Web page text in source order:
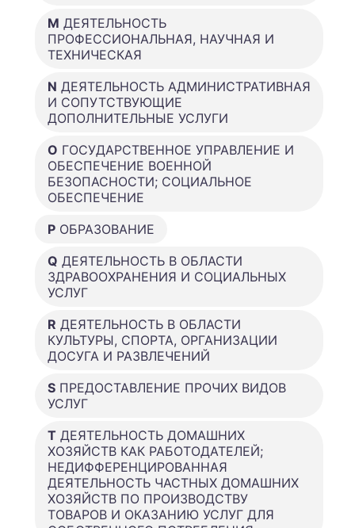
M ДЕЯТЕЛЬНОСТЬ
ПРОФЕССИОНАЛЬНАЯ, НАУЧНАЯ И
ТЕХНИЧЕСКАЯ
N ДЕЯТЕЛЬНОСТЬ АДМИНИСТРАТИВНАЯ
И СОПУТСТВУЮЩИЕ
ДОПОЛНИТЕЛЬНЫЕ УСЛУГИ
O ГОСУДАРСТВЕННОЕ УПРАВЛЕНИЕ И
ОБЕСПЕЧЕНИЕ ВОЕННОЙ
БЕЗОПАСНОСТИ; СОЦИАЛЬНОЕ
ОБЕСПЕЧЕНИЕ
P ОБРАЗОВАНИЕ
Q ДЕЯТЕЛЬНОСТЬ В ОБЛАСТИ
ЗДРАВООХРАНЕНИЯ И СОЦИАЛЬНЫХ
УСЛУГ
R ДЕЯТЕЛЬНОСТЬ В ОБЛАСТИ
КУЛЬТУРЫ, СПОРТА, ОРГАНИЗАЦИИ
ДОСУГА И РАЗВЛЕЧЕНИЙ
S ПРЕДОСТАВЛЕНИЕ ПРОЧИХ ВИДОВ
УСЛУГ
T ДЕЯТЕЛЬНОСТЬ ДОМАШНИХ
ХОЗЯЙСТВ КАК РАБОТОДАТЕЛЕЙ;
НЕДИФФЕРЕНЦИРОВАННАЯ
ДЕЯТЕЛЬНОСТЬ ЧАСТНЫХ ДОМАШНИХ
ХОЗЯЙСТВ ПО ПРОИЗВОДСТВУ
ТОВАРОВ И ОКАЗАНИЮ УСЛУГ ДЛЯ